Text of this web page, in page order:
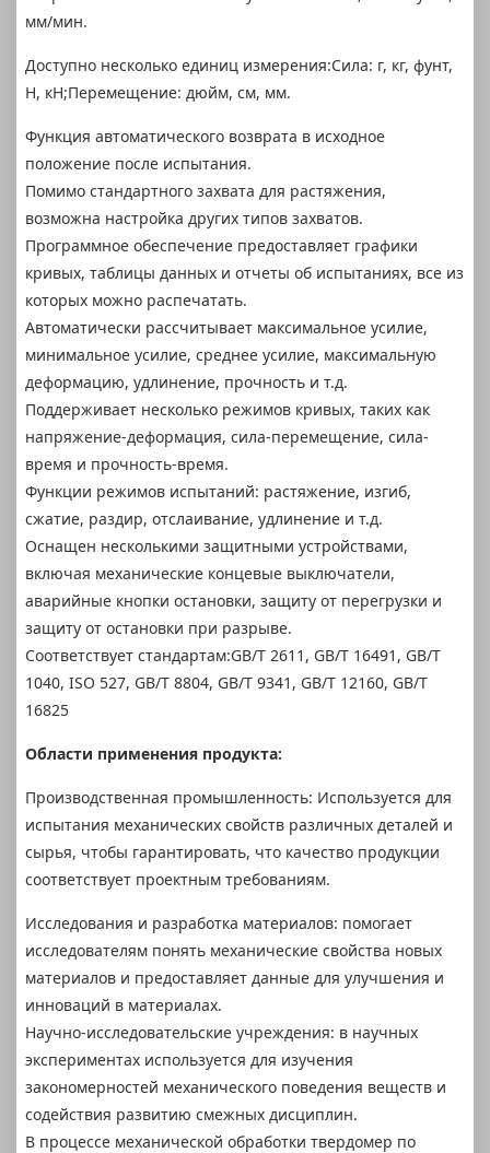
мм/мин.
Доступно несколько единиц измерения:Сила: г, кг, фунт,
Н, кН;Перемещение: дюйм, см, мм.
Функция автоматического возврата в исходное
положение после испытания.
Помимо стандартного захвата для растяжения,
возможна настройка других типов захватов.
Программное обеспечение предоставляет графики
кривых, таблицы данных и отчеты об испытаниях, все из
которых можно распечатать.
Автоматически рассчитывает максимальное усилие,
минимальное усилие, среднее усилие, максимальную
деформацию, удлинение, прочность и т.д.
Поддерживает несколько режимов кривых, таких как
напряжение-деформация, сила-перемещение, сила-
время и прочность-время.
Функции режимов испытаний: растяжение, изгиб,
сжатие, раздир, отслаивание, удлинение и т.д.
Оснащен несколькими защитными устройствами,
включая механические концевые выключатели,
аварийные кнопки остановки, защиту от перегрузки и
защиту от остановки при разрыве.
Соответствует стандартам:GB/T 2611, GB/T 16491, GB/T
1040, ISO 527, GB/T 8804, GB/T 9341, GB/T 12160, GB/T
16825
Области применения продукта:
Производственная промышленность: Используется для
испытания механических свойств различных деталей и
сырья, чтобы гарантировать, что качество продукции
соответствует проектным требованиям.
Исследования и разработка материалов: помогает
исследователям понять механические свойства новых
материалов и предоставляет данные для улучшения и
инноваций в материалах.
Научно-исследовательские учреждения: в научных
экспериментах используется для изучения
закономерностей механического поведения веществ и
содействия развитию смежных дисциплин.
В процессе механической обработки твердомер по